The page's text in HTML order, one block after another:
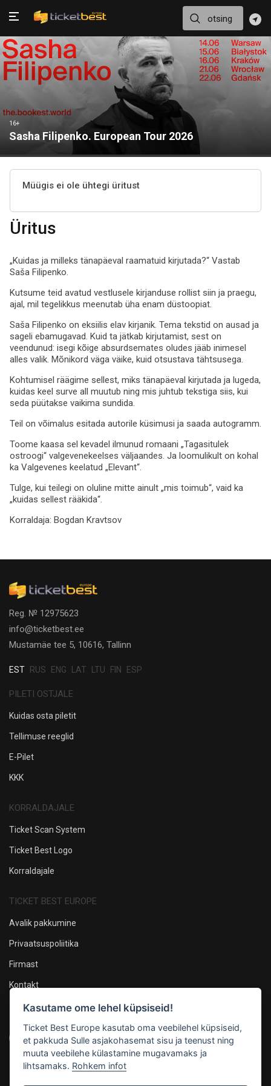
16+
Sasha Filipenko. European Tour 2026
Müügis ei ole ühtegi üritust
Üritus
„Kuidas ja milleks tänapäeval raamatuid kirjutada?“ Vastab
Saša Filipenko.
Kutsume teid avatud vestlusele kirjanduse rollist siin ja praegu,
ajal, mil tegelikkus meenutab üha enam düstoopiat.
Saša Filipenko on eksiilis elav kirjanik. Tema tekstid on ausad ja
sageli ebamugavad. Kuid ta jätkab kirjutamist, sest on
veendunud: isegi kõige absurdsemates oludes jääb inimesel
alles valik. Mõnikord väga väike, kuid otsustava tähtsusega.
Kohtumisel räägime sellest, miks tänapäeval kirjutada ja lugeda,
kuidas keel surve all muutub ning mis juhtub tekstiga siis, kui
seda püütakse vaikima sundida.
Teil on võimalus esitada autorile küsimusi ja saada autogramm.
Toome kaasa sel kevadel ilmunud romaani „Tagasitulek
ostroogi“ valgevenekeelses väljaandes. Ja loomulikult on kohal
ka Valgevenes keelatud „Elevant“.
Tulge, kui teilegi on oluline mitte ainult „mis toimub“, vaid ka
„kuidas sellest rääkida“.
Korraldaja: Bogdan Kravtsov
Reg. № 12975623
info@ticketbest.ee
Mustamäe tee 5, 10616, Tallinn
EST RUS ENG LAT LTU FIN ESP
PILETI OSTJALE
Kuidas osta piletit
Tellimuse reeglid
E-Pilet
KKK
KORRALDAJALE
Ticket Scan System
Ticket Best Logo
Korraldajale
TICKET BEST EUROPE
Avalik pakkumine
Privaatsuspoliitika
Firmast
Kontakt
Oleme sotsiaalmeedias
Maksevõimalused
Kasutame ome lehel küpsiseid!
Ticket Best Europe kasutab oma veebilehel küpsiseid,
et pakkuda Sulle asjakohasemat sisu ja teenust ning
muuta veebilehe külastamine mugavamaks ja
lihtsamaks. Rohkem infot